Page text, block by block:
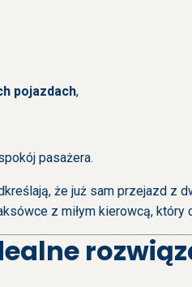
pojazdach,
pasażera.
że już sam przejazd
z miłym kierowcą, który